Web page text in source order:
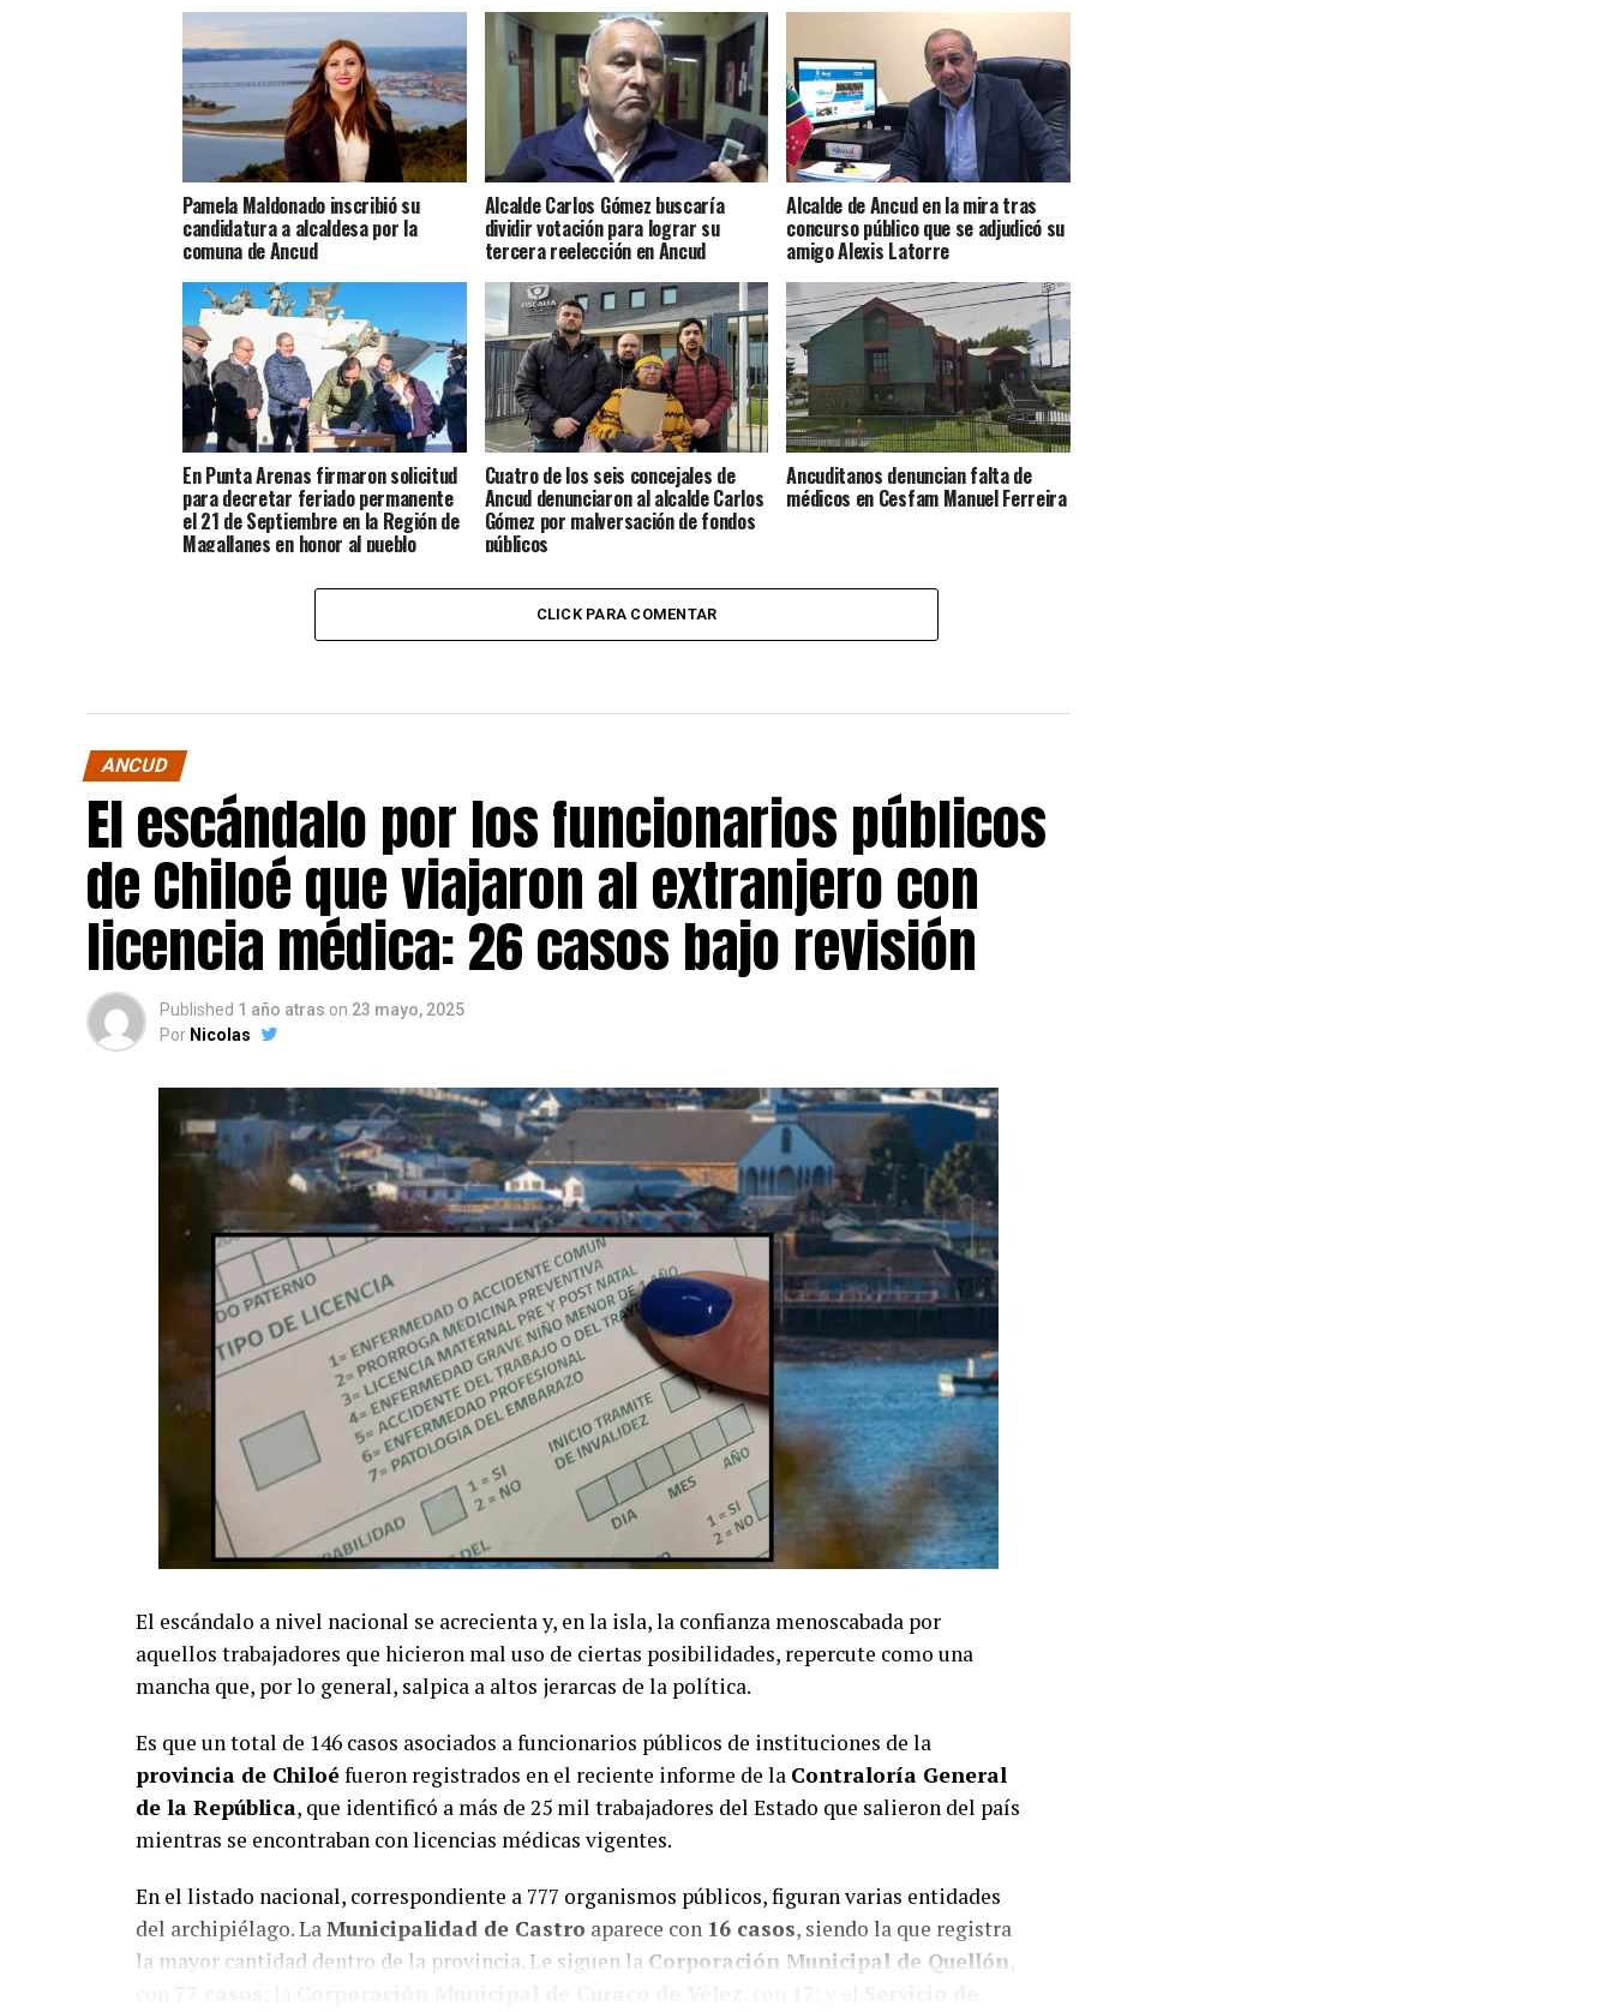
Pamela Maldonado inscribió su
candidatura a alcaldesa por la
comuna de Ancud
Alcalde Carlos Gómez buscaría
dividir votación para lograr su
tercera reelección en Ancud
Alcalde de Ancud en la mira tras
concurso público que se adjudicó su
amigo Alexis Latorre
En Punta Arenas firmaron solicitud
para decretar feriado permanente
el 21 de Septiembre en la Región de
Magallanes en honor al pueblo
Cuatro de los seis concejales de
Ancud denunciaron al alcalde Carlos
Gómez por malversación de fondos
públicos
Ancuditanos denuncian falta de
médicos en Cesfam Manuel Ferreira
CLICK PARA COMENTAR
ANCUD
El escándalo por los funcionarios públicos
de Chiloé que viajaron al extranjero con
licencia médica: 26 casos bajo revisión
Published 1 año atras on 23 mayo, 2025
Por Nicolas
El escándalo a nivel nacional se acrecienta y, en la isla, la confianza menoscabada por
aquellos trabajadores que hicieron mal uso de ciertas posibilidades, repercute como una
mancha que, por lo general, salpica a altos jerarcas de la política.
Es que un total de 146 casos asociados a funcionarios públicos de instituciones de la
provincia de Chiloéfueron registrados en el reciente informe de la Contraloría General
de la República, que identificó a más de 25 mil trabajadores del Estado que salieron del país
mientras se encontraban con licencias médicas vigentes.
En el listado nacional, correspondiente a 777 organismos públicos, figuran varias entidades
del archipiélago. LaMunicipalidad de Castro aparece con 16 casos, siendo la que registra
la mayor cantidad dentro de la provincia. Le siguen la Corporación Municipal de Quellón,